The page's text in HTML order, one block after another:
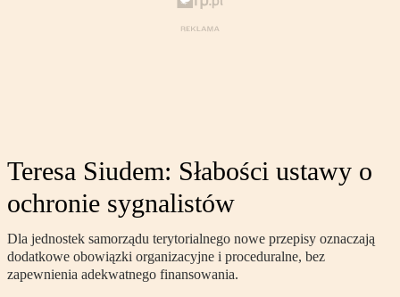
Teresa Siudem: Słabości ustawy o
ochronie sygnalistów
Dla jednostek samorządu terytorialnego nowe przepisy oznaczają
dodatkowe obowiązki organizacyjne i proceduralne, bez
zapewnienia adekwatnego finansowania.